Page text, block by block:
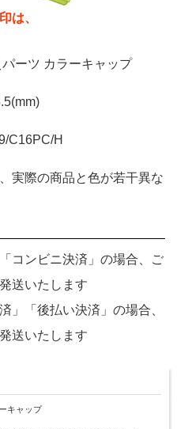
は、
パーツ カラーキャップ
C16PC/H
実際の商品と色が若干異な
コンビニ決済」の場合、ご
送いたします
」「後払い決済」の場合、
送いたします
キャップ